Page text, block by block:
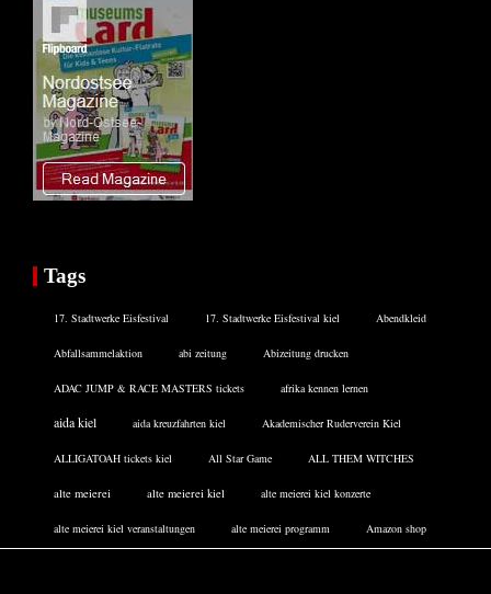
Tags
17. Stadtwerke Eisfestival 17. Stadtwerke Eisfestival kiel Abendkleid
Abfallsammelaktion abi zeitung Abizeitung drucken
ADAC JUMP & RACE MASTERS tickets afrika kennen lernen
aida kiel aida kreuzfahrten kiel Akademischer Ruderverein Kiel
ALLIGATOAH tickets kiel All Star Game ALL THEM WITCHES
alte meierei alte meierei kiel alte meierei kiel konzerte
alte meierei kiel veranstaltungen alte meierei programm Amazon shop